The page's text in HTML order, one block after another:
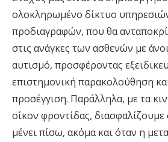
ολοκληρωμένο δίκτυο
προδιαγραφών, που θα
στις ανάγκες των ασθενών με
αυτισμό, προσφέροντας
επιστημονική παρακολούθηση
προσέγγιση. Παράλληλα, με τα
οίκον φροντίδας, διασφαλίζουμε
μένει πίσω, ακόμα και όταν η